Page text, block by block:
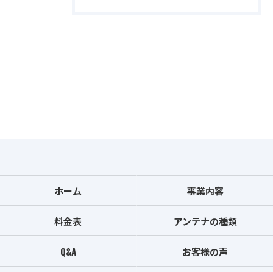
ホーム 事業内容
料金表 アンテナの種類
Q&A お客様の声